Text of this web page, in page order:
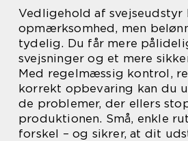
Vedligehold af
opmærksomhed, men
tydelig. Du får mere
svejsninger og et mere
Med regelmæssig kontrol,
korrekt opbevaring kan du
de problemer, der ellers
produktionen. Små, enkle
forskel – og sikrer, at dit